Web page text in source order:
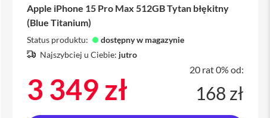
Apple iPhone 15 Pro Max 512GB Tytan błękitny
(Blue Titanium)
Status produktu:
dostępny w magazynie
Najszybciej u Ciebie: jutro
3 349 zł
20 rat 0% od:
168 zł